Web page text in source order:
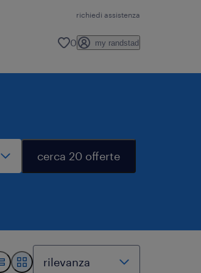
richiedi assistenza
0 my randstad
cerca 20 offerte